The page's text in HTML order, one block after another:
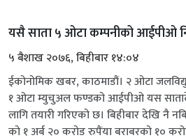
यसै साता ५ ओटा कम्पनीको आईपीओ
५ बैशाख २०७६, बिहीबार १४:०४
ईकोनोमिक खबर, काठमाडौं। २ ओटा
१ ओटा म्युचुअल फण्डको आईपीओ यस
लागि तयारी गरिएको छ। बिहीबार देखि
को १ अर्ब २० करोड रुपैंया बराबरको १०